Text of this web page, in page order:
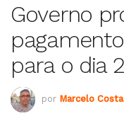
Governo
para o dia
por Marcelo